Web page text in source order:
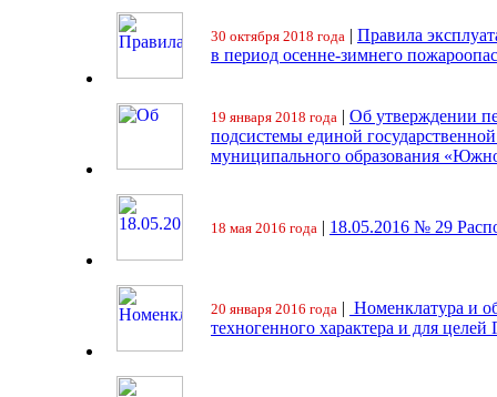
30 октября 2018 года | Правила
в период осенне-зимнего
19 января 2018 года | Об утверждении
подсистемы единой
муниципального образования
18 мая 2016 года | 18.05.2016 № 29
20 января 2016 года | Номенклатура и
техногенного характера и для целей